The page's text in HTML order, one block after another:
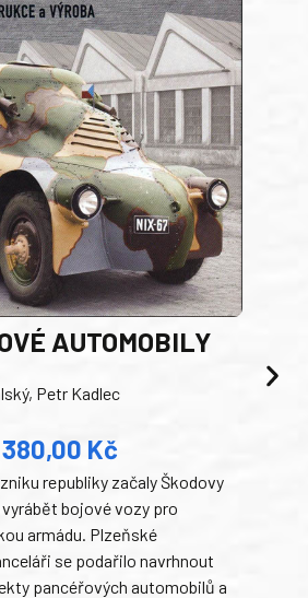
AUTOMOBILY
Petr Kadlec
Kč
republiky začaly Škodovy
bojové vozy pro
armádu. Plzeňské
se podařilo navrhnout
pancéřových automobilů a